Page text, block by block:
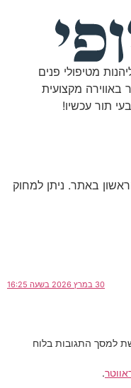
מטיפולי פנים
באווירה מקצועית
תור עכשיו!
באתר. ניתן למחוק
30 במרץ 2026 בשעה 16:25
למסך התגובות בלוח
.